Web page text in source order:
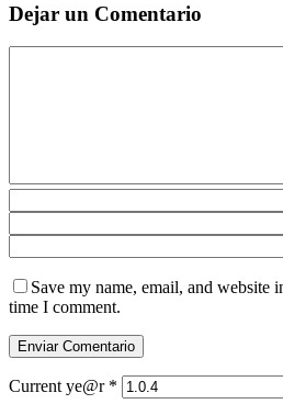
Dejar un Comentario
Save my name, email, and website
time I comment.
Current ye@r *